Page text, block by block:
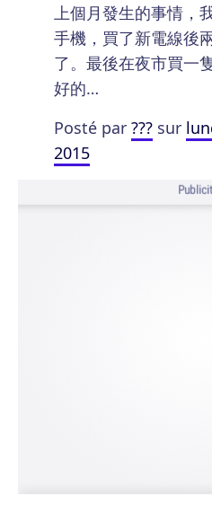
上個月發生的事情，
手機，買了新電線後
了。最後在夜市買一
好的…
Posté par ??? sur
2015